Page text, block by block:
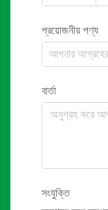
প্রয়োজনীয় পণ্য
বার্তা
সংযুক্তি